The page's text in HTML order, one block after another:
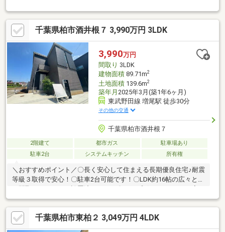
要です。しかし、それらを全て自己資金でカバーするのは難し
い！！！！ご安心ください！『株式会社 六華リアルエステー
ト』は資金調達に自信があります！☆他社で断られた・転職した
て・借入がある・年収が不安な方ご相談ください♪☆住宅ローン
通過率９５％以上！☆頭金0円全額ローン可能♪☆単身者・シング
ルマザーの方もお任せください！
千葉県柏市酒井根７ 3,990万円 3LDK
3,990万円
間取り 3LDK
建物面積89.71m2
土地面積139.6m2
築年月 2025年3月(築1年6ヶ月)
東武野田線 増尾駅 徒歩30分
その他の交通
千葉県柏市酒井根７
2階建て 都市ガス
駐車場あり
駐車2台
システムキッチン 所有権
＼おすすめポイント／〇長く安心して住まえる長期優良住宅♪耐震
等級３取得で安心！〇駐車2台可能です！〇LDK約16帖の広々とし
備！収納スペース充実しております♪〇公園まで徒歩約5分！子育
て世代におすすめの立地です！■周辺環境■・ビッグ・エー柏光ヶ
丘団地店 徒歩約14分・ヤックスドラッグ柏光ヶ丘店 徒歩約13
分・松戸テラスモール 車で約6分・柏酒井根郵便局 徒歩約7分
千葉県柏市東柏２ 3,049万円 4LDK